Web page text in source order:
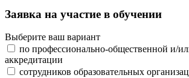
Заявка на участие в обучении
Выберите ваш вариант
по профессионально-общественной и/
аккредитации
сотрудников образовательных